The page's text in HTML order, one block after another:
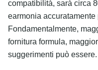
compatibilità, sarà circa
earmonia
Fondamentalmente,
fornitura formula,
suggerimenti può essere.